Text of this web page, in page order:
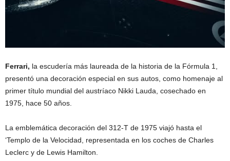
Ferrari, la escudería más laureada de la historia de la Fórmula 1,
presentó una decoración especial en sus autos, como homenaje al
primer título mundial del austríaco Nikki Lauda, cosechado en
1975, hace 50 años.
La emblemática decoración del 312-T de 1975 viajó hasta el
‘Templo de la Velocidad, representada en los coches de Charles
Leclerc y de Lewis Hamilton.